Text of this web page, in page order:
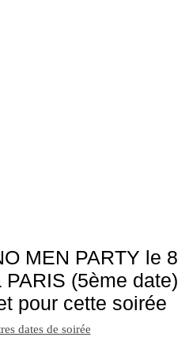
MEN PARTY le 8
(5ème date)
pour cette soirée
dates de soirée